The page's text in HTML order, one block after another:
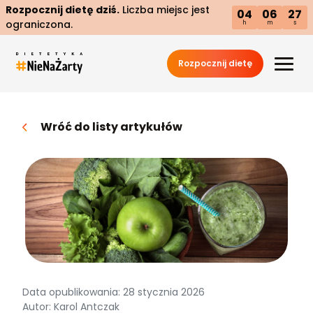
Rozpocznij dietę dziś. Liczba miejsc jest
ograniczona.
04
h
06
m
26
s
Rozpocznij dietę
Wróć do listy artykułów
Data opublikowania: 28 stycznia 2026
Autor: Karol Antczak